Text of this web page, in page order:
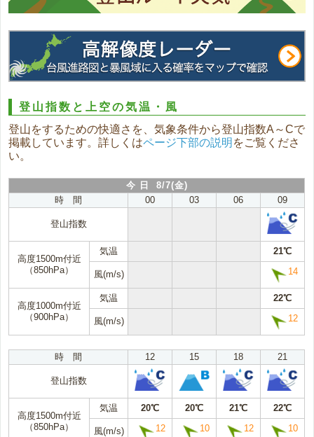
登山指数と上空の気温・風
登山をするための快適さを、気象条件から登山指数A～Cで
掲載しています。詳しくはページ下部の説明 をご覧くださ
い。
今 日 8/7(金)
時 間
00 03 06 09
登山指数
高度1500m付近
（850hPa）
気温 21℃
風(m/s) 14
高度1000m付近
（900hPa）
気温 22℃
風(m/s) 12
時 間 12 15 18 21
登山指数
高度1500m付近
（850hPa）
気温 20℃ 20℃ 21℃ 22℃
風(m/s) 12 10 12 10